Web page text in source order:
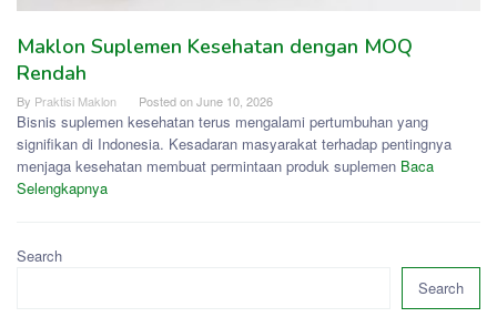
Maklon Suplemen Kesehatan dengan MOQ
Rendah
By Praktisi Maklon Posted onJune 10, 2026
Bisnis suplemen kesehatan terus mengalami pertumbuhan yang
signifikan di Indonesia. Kesadaran masyarakat terhadap pentingnya
menjaga kesehatan membuat permintaan produk suplemen Baca
Selengkapnya
Search
Search